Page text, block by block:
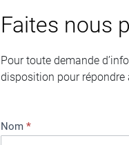
Faites nous
Pour toute demande
disposition pour
Contact
Nom*